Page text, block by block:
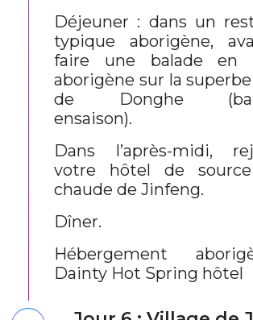
Déjeuner : dans un
typique aborigène,
faire une balade en
aborigène sur la
de Donghe
ensaison).
Dans l’après-midi,
votre hôtel de source
chaude de Jinfeng.
Dîner.
Hébergement
Dainty Hot Spring hôtel